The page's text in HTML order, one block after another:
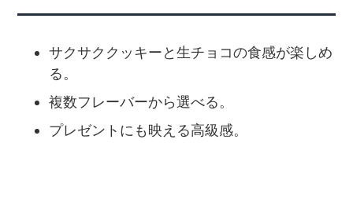
サクサククッキーと生チョコの食感が楽しめ
る。
複数フレーバーから選べる。
プレゼントにも映える高級感。